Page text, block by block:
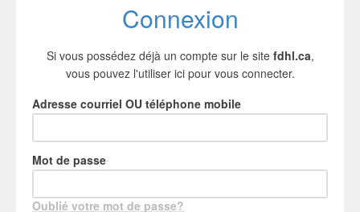
Connexion
Si vous possédez déjà un compte sur le site fdhl.ca,
vous pouvez l'utiliser ici pour vous connecter.
Adresse courriel OU téléphone mobile
Mot de passe
Oublié votre mot de passe?